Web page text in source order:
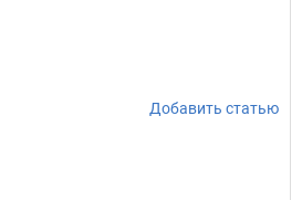
Добавить статью